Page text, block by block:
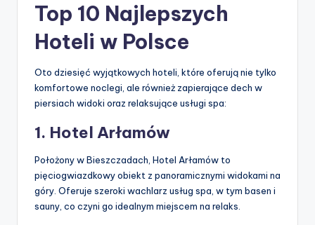
Top 10 Najlepszych
Hoteli w Polsce
Oto dziesięć wyjątkowych hoteli, które oferują nie tylko
komfortowe noclegi, ale również zapierające dech w
piersiach widoki oraz relaksujące usługi spa:
1. Hotel Arłamów
Położony w Bieszczadach, Hotel Arłamów to
pięciogwiazdkowy obiekt z panoramicznymi widokami na
góry. Oferuje szeroki wachlarz usług spa, w tym basen i
sauny, co czyni go idealnym miejscem na relaks.